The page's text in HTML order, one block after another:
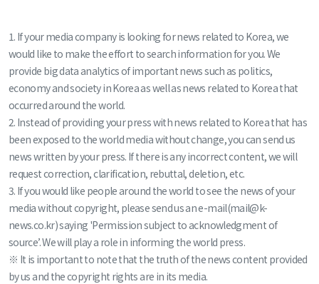
1. If your media company is looking for news related to Korea, we
would like to make the effort to search information for you. We
provide big data analytics of important news such as politics,
economy and society in Korea as well as news related to Korea that
occurred around the world.
2. Instead of providing your press with news related to Korea that has
been exposed to the world media without change, you can send us
news written by your press. If there is any incorrect content, we will
request correction, clarification, rebuttal, deletion, etc.
3. If you would like people around the world to see the news of your
media without copyright, please send us an e-mail(mail@k-
news.co.kr) saying 'Permission subject to acknowledgment of
source’. We will play a role in informing the world press.
※ It is important to note that the truth of the news content provided
by us and the copyright rights are in its media.